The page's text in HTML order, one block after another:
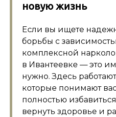
новую жизнь
Если вы ищете
борьбы с
комплексной
в Ивантеевке — это
нужно. Здесь
которые понимают
полностью
вернуть здоровье и